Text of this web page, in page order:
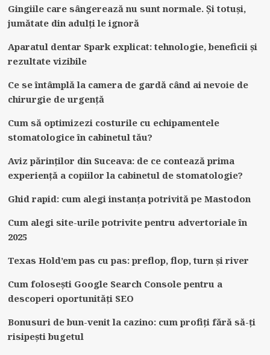
Gingiile care sângerează nu sunt normale. Și totuși,
jumătate din adulți le ignoră
Aparatul dentar Spark explicat: tehnologie, beneficii și
rezultate vizibile
Ce se întâmplă la camera de gardă când ai nevoie de
chirurgie de urgență
Cum să optimizezi costurile cu echipamentele
stomatologice în cabinetul tău?
Aviz părinților din Suceava: de ce contează prima
experiență a copiilor la cabinetul de stomatologie?
Ghid rapid: cum alegi instanța potrivită pe Mastodon
Cum alegi site-urile potrivite pentru advertoriale în
2025
Texas Hold’em pas cu pas: preflop, flop, turn și river
Cum folosești Google Search Console pentru a
descoperi oportunități SEO
Bonusuri de bun-venit la cazino: cum profiți fără să-ți
risipești bugetul